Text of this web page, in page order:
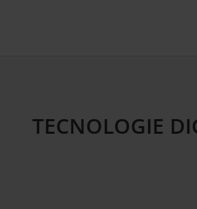
TECNOLOGIE